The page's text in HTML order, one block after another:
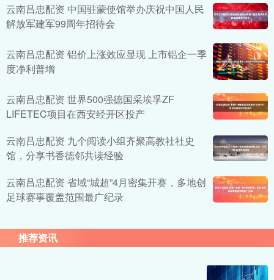
云南吕忠配资 中国驻蒙使馆举办庆祝中国人民
解放军建军99周年招待会
云南吕忠配资 铝价上涨效应显现 上市铝企一季
度净利普增
云南吕忠配资 世界500强德国采埃孚ZF
LIFETEC项目在西安经开区投产
云南吕忠配资 九个阅读小组齐聚高教社社史
馆，分享书香德邻共读经验
云南吕忠配资 省域“城超”4月密集开赛，多地创
足球赛事覆盖范围最广纪录
推荐资讯